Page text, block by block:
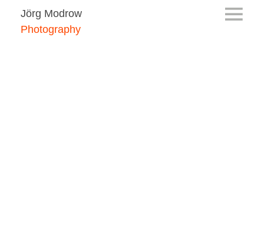
Jörg Modrow
Photography